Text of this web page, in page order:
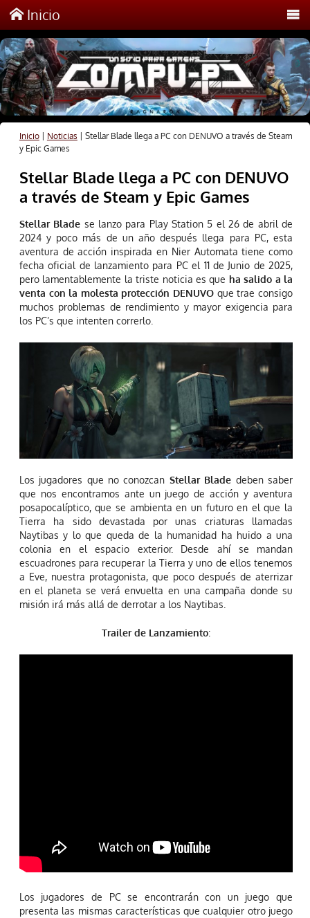
Inicio
Inicio| Noticias
Stellar Blade llega a PC con DENUVO a través de Steam
y Epic Games
Stellar Blade llega a PC con DENUVO
a través de Steam y Epic Games
Stellar Blade se lanzo para Play Station 5 el 26 de abril de
2024 y poco más de un año después llega para PC, esta
aventura de acción inspirada en Nier Automata tiene como
fecha oficial de lanzamiento para PC el 11 de Junio de 2025,
pero lamentablemente la triste noticia es que ha salido a la
venta con la molesta protección DENUVO que trae consigo
muchos problemas de rendimiento y mayor exigencia para
los PC’s que intenten correrlo.
Los jugadores que no conozcan Stellar Blade deben saber
que nos encontramos ante un juego de acción y aventura
posapocalíptico, que se ambienta en un futuro en el que la
Tierra ha sido devastada por unas criaturas llamadas
Naytibas y lo que queda de la humanidad ha huido a una
colonia en el espacio exterior. Desde ahí se mandan
escuadrones para recuperar la Tierra y uno de ellos tenemos
a Eve, nuestra protagonista, que poco después de aterrizar
en el planeta se verá envuelta en una campaña donde su
misión irá más allá de derrotar a los Naytibas.
Trailer de Lanzamiento:
Los jugadores de PC se encontrarán con un juego que
presenta las mismas características que cualquier otro juego